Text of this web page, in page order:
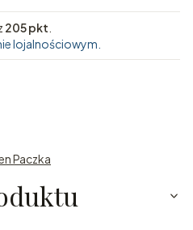
205 pkt
lojalnościowym.
Paczka